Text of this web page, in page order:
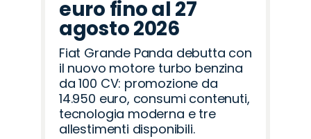
euro fino al 27
agosto 2026
Fiat Grande Panda debutta con
il nuovo motore turbo benzina
da 100 CV: promozione da
14.950 euro, consumi contenuti,
tecnologia moderna e tre
allestimenti disponibili.